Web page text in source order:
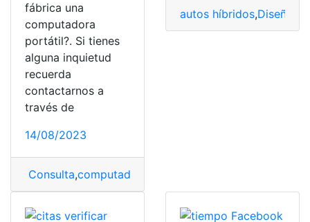
fábrica una
computadora
portátil?. Si tienes
alguna inquietud
recuerda
contactarnos a
través de
14/08/2023
Consulta,computadora
autos híbridos,Diseño